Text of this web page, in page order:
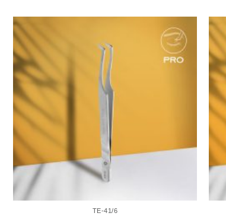
TE-41/6